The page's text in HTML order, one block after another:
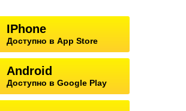
IPhone
Доступно в App Store
Android
Доступно в Google Play